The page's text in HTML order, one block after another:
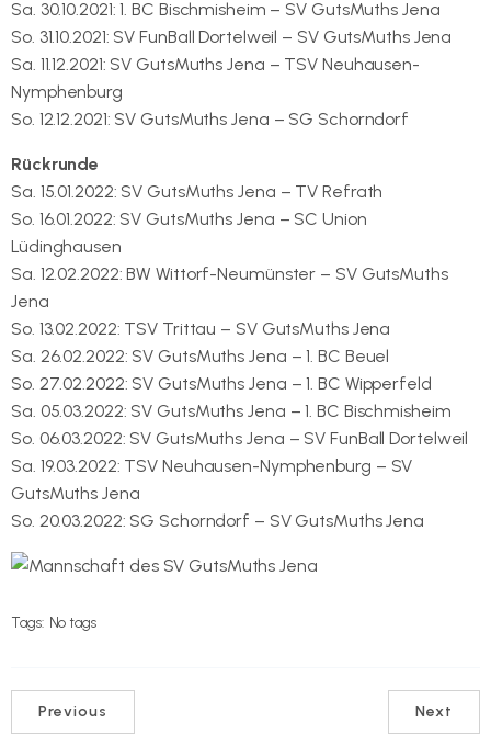
Sa. 30.10.2021: 1. BC Bischmisheim – SV GutsMuths Jena
So. 31.10.2021: SV FunBall Dortelweil – SV GutsMuths Jena
Sa. 11.12.2021: SV GutsMuths Jena – TSV Neuhausen-
Nymphenburg
So. 12.12.2021: SV GutsMuths Jena – SG Schorndorf
Rückrunde
Sa. 15.01.2022: SV GutsMuths Jena – TV Refrath
So. 16.01.2022: SV GutsMuths Jena – SC Union
Lüdinghausen
Sa. 12.02.2022: BW Wittorf-Neumünster – SV GutsMuths
Jena
So. 13.02.2022: TSV Trittau – SV GutsMuths Jena
Sa. 26.02.2022: SV GutsMuths Jena – 1. BC Beuel
So. 27.02.2022: SV GutsMuths Jena – 1. BC Wipperfeld
Sa. 05.03.2022: SV GutsMuths Jena – 1. BC Bischmisheim
So. 06.03.2022: SV GutsMuths Jena – SV FunBall Dortelweil
Sa. 19.03.2022: TSV Neuhausen-Nymphenburg – SV
GutsMuths Jena
So. 20.03.2022: SG Schorndorf – SV GutsMuths Jena
Tags: No tags
Previous Next